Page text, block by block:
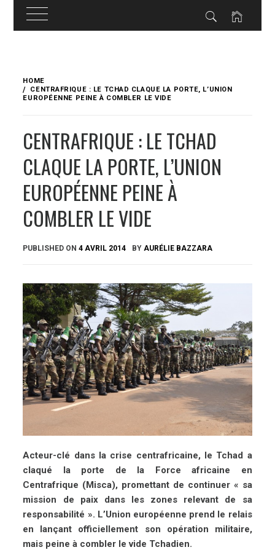
content
HOME
CENTRAFRIQUE : LE TCHAD CLAQUE LA PORTE, L’UNION
EUROPÉENNE PEINE À COMBLER LE VIDE
CENTRAFRIQUE : LE TCHAD
CLAQUE LA PORTE, L’UNION
EUROPÉENNE PEINE À
COMBLER LE VIDE
PUBLISHED ON4 AVRIL 2014 BY AURÉLIE BAZZARA
Acteur-clé dans la crise centrafricaine, le Tchad a
claqué la porte de la Force africaine en
Centrafrique (Misca), promettant de continuer « sa
mission de paix dans les zones relevant de sa
responsabilité ». L’Union européenne prend le relais
en lançant officiellement son opération militaire,
mais peine à combler le vide Tchadien.